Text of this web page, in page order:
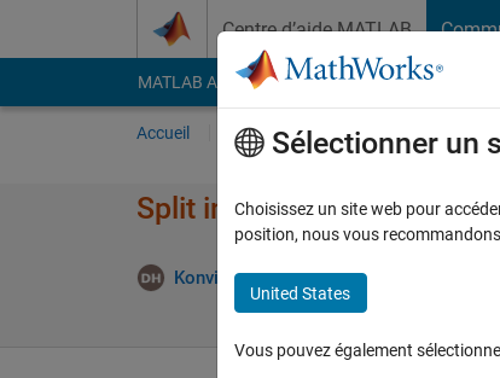
Centre d’aide MATLAB
MATLAB Answers File Exchange Cody
Accueil Poser une question
Split increasing vector
Konvictus177 18 Sep 2023
Sélectionner un
Choisissez un site web pour
position, nous vous
United States
Vous pouvez également